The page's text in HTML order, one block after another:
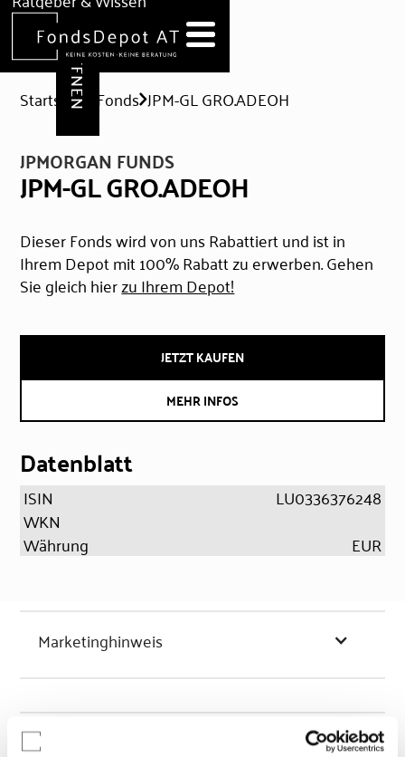
Hilfe & Formulare
DEPOT ERÖFFNEN
Startseite Fonds JPM-GL GRO.ADEOH
JPMORGAN FUNDS
JPM-GL GRO.ADEOH
Dieser Fonds wird von uns Rabattiert und ist in
Ihrem Depot mit 100% Rabatt zu erwerben. Gehen
Sie gleich hierzu Ihrem Depot!
JETZT KAUFEN
MEHR INFOS
Datenblatt
ISIN
LU0336376248
WKN
Währung
EUR
Marketinghinweis
Chancen & Risiken